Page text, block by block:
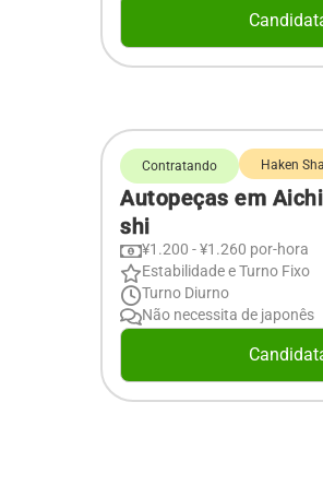
Contratando Haken
Autopeças em
shi
¥1.200 - ¥1.260 por-hora
Estabilidade e Turno Fixo
Turno Diurno
Não necessita de japonês